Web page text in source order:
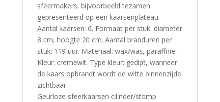
sfeermakers, bijvoorbeeld tezamen
gepresenteerd op een kaarsenplateau.
Aantal kaarsen: 6. Formaat per stuk: diameter
8 cm, hoogte 20 cm. Aantal branduren per
stuk: 119 uur. Materiaal: wax/was, paraffine.
Kleur: cremewit. Type kleur: gedipt, wanneer
de kaars opbrandt wordt de witte binnenzijde
zichtbaar.
Geurloze sfeerkaarsen cilinder/stomp